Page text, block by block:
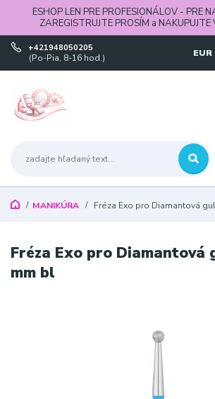
ESHOP LEN PRE PROFESIONÁLOV - PRE
ZAREGISTRUJTE PROSÍM a NAKUPUJTE
EUR
+421948050205
(Po-Pia, 8-16 hod.)
MANIKÚRA Fréza Exo pro Diamantová
Fréza Exo pro Diamantová
mm bl